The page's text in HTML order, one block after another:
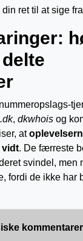
ret til at sige
, dkwhois og
at
vidt. De færreste
svindel, men
fordi de ikke har
kommentarer